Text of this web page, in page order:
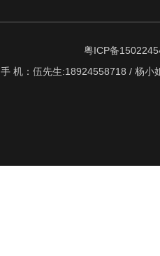
粤ICP备
手 机：伍先生:18924558718 / 杨